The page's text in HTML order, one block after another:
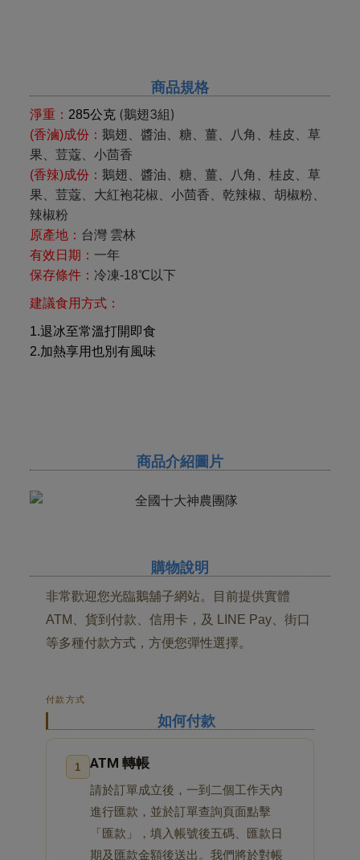
商品規格
淨重： 285公克 (鵝翅3組)
(香滷)成份： 鵝翅、醬油、糖、薑、八角、桂皮、草
果、荳蔻、小茴香
(香辣)成份： 鵝翅、醬油、糖、薑、八角、桂皮、草
果、荳蔻、大紅袍花椒、小茴香、乾辣椒、胡椒粉、
辣椒粉
原產地： 台灣 雲林
有效日期： 一年
保存條件： 冷凍-18℃以下
建議食用方式：
1.退冰至常溫打開即食
2.加熱享用也別有風味
商品介紹圖片
購物說明
非常歡迎您光臨鵝舖子網站。目前提供實體
ATM、貨到付款、信用卡，及 LINE Pay、街口
等多種付款方式，方便您彈性選擇。
付款方式
如何付款
1 ATM 轉帳
請於訂單成立後，一到二個工作天內
進行匯款，並於訂單查詢頁面點擊
「匯款」，填入帳號後五碼、匯款日
期及匯款金額後送出。我們將於對帳